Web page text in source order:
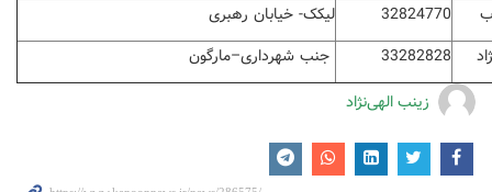
لیکک- خیابان رهبری 32824770
مارگون–جنب شهرداری 33282828
زینب الهی‌نژاد